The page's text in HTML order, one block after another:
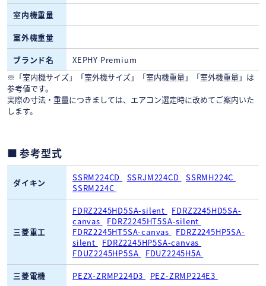
室内機重量
室外機重量
ブランド名
XEPHY Premium
※「室内機サイズ」「室外機サイズ」「室内機重量」「室外機重量」は
参考値です。
実際の寸法・重量につきましては、エアコン選定時に改めてご案内いた
します。
参考型式
ダイキン SSRM224CD SSRJM224CD
SSRMH224C
SSRM224C
三菱重工
FDRZ2245HD5SA-silent
FDRZ2245HD5SA-
canvas
FDRZ2245HT5SA-silent
FDRZ2245HT5SA-canvas
FDRZ2245HP5SA-
silent
FDRZ2245HP5SA-canvas
FDUZ2245HP5SA
FDUZ2245H5A
三菱電機
PEZX-ZRMP224D3 PEZ-ZRMP224E3